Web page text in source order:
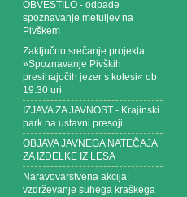
OBVESTILO - odpade
spoznavanje metuljev na
Pivškem
Zaključno srečanje projekta
»Spoznavanje Pivških
presihajočih jezer s kolesi« ob
19.30 uri
IZJAVA ZA JAVNOST - Krajinski
park na ustavni presoji
OBJAVA JAVNEGA NATEČAJA
ZA IZDELKE IZ LESA
Naravovarstvena akcija:
vzdrževanje suhega kraškega